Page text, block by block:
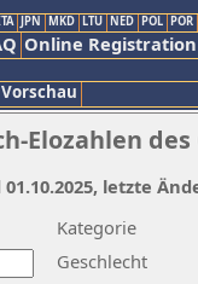
JPN MKD LTU NED POL POR
Online Registration
Vorschau
Elozahlen des
Kategorie
Geschlecht
01.10.2025, letzte